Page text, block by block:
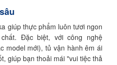
giúp thực phẩm luôn tươi ngon
Đặc biệt, với công nghệ
model mới), tủ vận hành êm ái
giúp bạn thoải mái "vui tiệc thả